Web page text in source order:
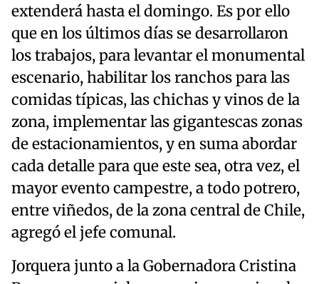
extenderá hasta el domingo. Es por ello
que en los últimos días se desarrollaron
los trabajos, para levantar el monumental
escenario, habilitar los ranchos para las
comidas típicas, las chichas y vinos de la
zona, implementar las gigantescas zonas
de estacionamientos, y en suma abordar
cada detalle para que este sea, otra vez, el
mayor evento campestre, a todo potrero,
entre viñedos, de la zona central de Chile,
agregó el jefe comunal.
Jorquera junto a la Gobernadora Cristina